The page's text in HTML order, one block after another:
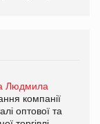
Людмила
компанії
оптової та